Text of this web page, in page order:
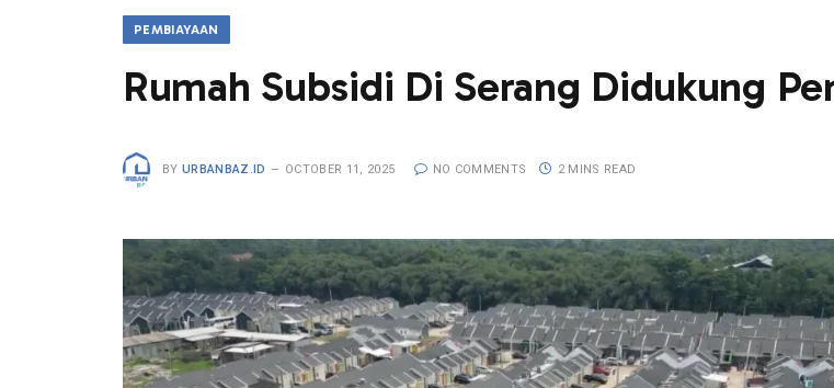
PEMBIAYAAN
Rumah Subsidi Di Serang Didukung
BY URBANBAZ.ID OCTOBER 11, 2025 NO COMMENTS 2 MINS READ